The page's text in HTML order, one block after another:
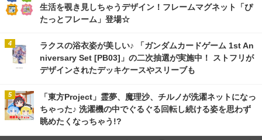
生活を覗き見しちゃうデザイン！フレームマグネット「ぴ
たっとフレーム」登場☆
ラクスの浴衣姿が美しい♪ 「ガンダムカードゲーム 1st An
niversary Set [PB03]」の二次抽選が実施中！ ストフリが
デザインされたデッキケースやスリーブも
「東方Project」霊夢、魔理沙、チルノが洗濯ネットになっ
ちゃった♪ 洗濯機の中でぐるぐる回転し続ける姿を思わず
眺めたくなっちゃう!?